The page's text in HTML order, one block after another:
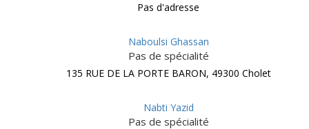
Pas d'adresse
Naboulsi Ghassan
Pas de spécialité
135 RUE DE LA PORTE BARON, 49300 Cholet
Nabti Yazid
Pas de spécialité